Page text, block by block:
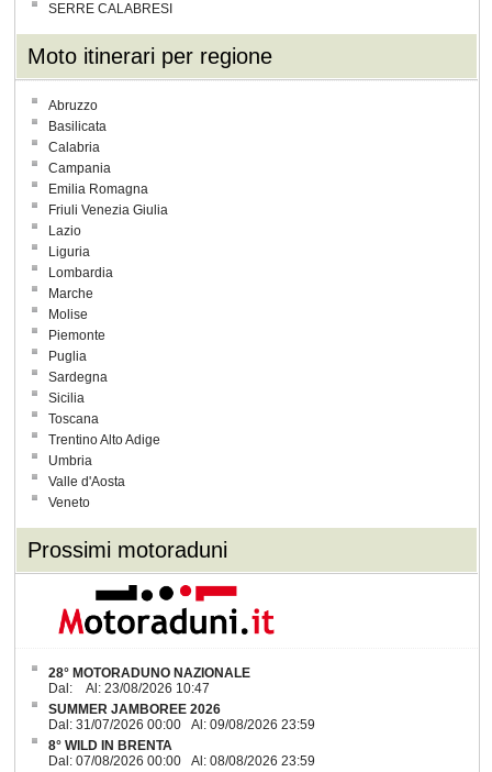
SERRE CALABRESI
Moto itinerari per regione
Abruzzo
Basilicata
Calabria
Campania
Emilia Romagna
Friuli Venezia Giulia
Lazio
Liguria
Lombardia
Marche
Molise
Piemonte
Puglia
Sardegna
Sicilia
Toscana
Trentino Alto Adige
Umbria
Valle d'Aosta
Veneto
Prossimi motoraduni
28° MOTORADUNO NAZIONALE
Dal: Al: 23/08/2026 10:47
SUMMER JAMBOREE 2026
Dal: 31/07/2026 00:00 Al: 09/08/2026 23:59
8° WILD IN BRENTA
Dal: 07/08/2026 00:00 Al: 08/08/2026 23:59